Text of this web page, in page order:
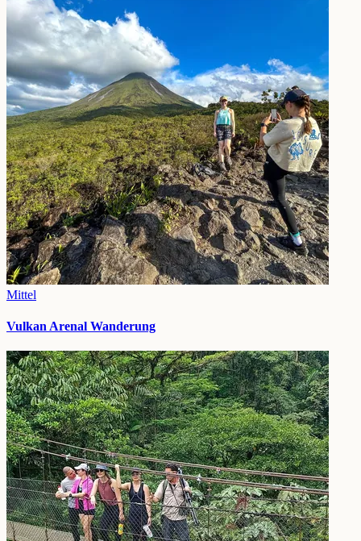
Mittel
Vulkan Arenal Wanderung